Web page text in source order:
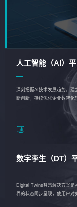
人工智能（AI）
深刻把握AI技术发展趋势，建
断创新，持续优化企业数智
数字孪生（DT）
Digital Twins智慧解决方案是
界的状态同步呈现，使用户对